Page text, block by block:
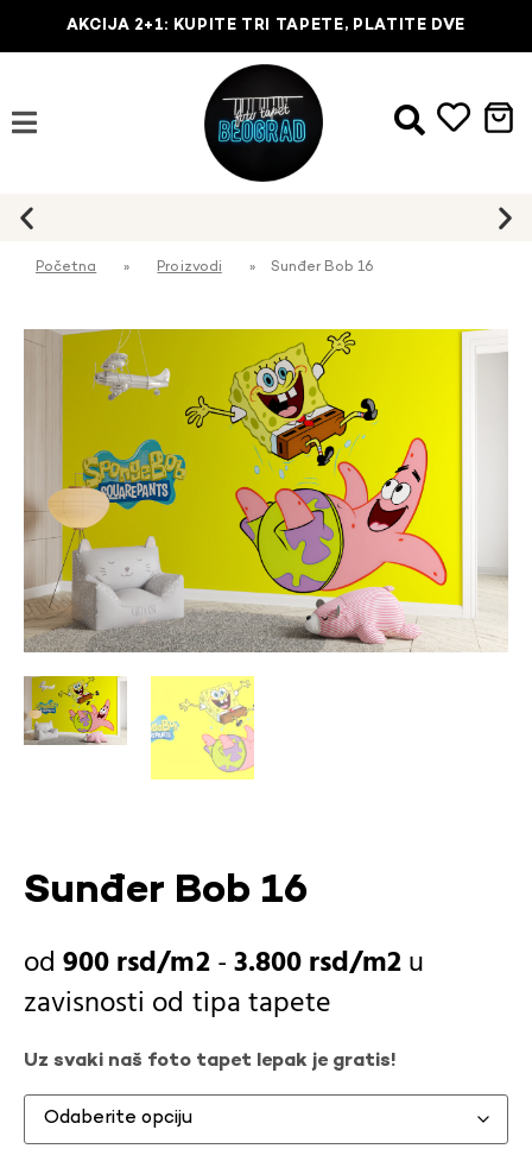
AKCIJA 2+1: KUPITE TRI TAPETE, PLATITE DVE
Početna » Proizvodi » Sunđer Bob 16
Sunđer Bob 16
900rsd -3.800rsd
u
zavisnosti od tipa tapete
Uz svaki naš foto tapet lepak je gratis!